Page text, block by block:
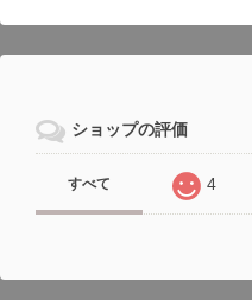
ショップの評価
すべて 4